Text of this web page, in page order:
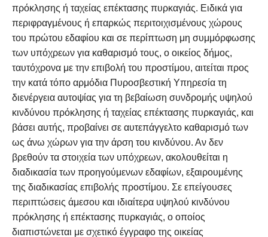
πρόκλησης ή ταχείας επέκτασης πυρκαγιάς. Ειδικά για
περιφραγμένους ή επαρκώς περιτοιχισμένους χώρους
του πρώτου εδαφίου και σε περίπτωση μη συμμόρφωσης
των υπόχρεων για καθαρισμό τους, ο οικείος δήμος,
ταυτόχρονα με την επιβολή του προστίμου, αιτείται προς
την κατά τόπο αρμόδια Πυροσβεστική Υπηρεσία τη
διενέργεια αυτοψίας για τη βεβαίωση συνδρομής υψηλού
κινδύνου πρόκλησης ή ταχείας επέκτασης πυρκαγιάς, και
βάσει αυτής, προβαίνει σε αυτεπάγγελτο καθαρισμό των
ως άνω χώρων για την άρση του κινδύνου. Αν δεν
βρεθούν τα στοιχεία των υπόχρεων, ακολουθείται η
διαδικασία των προηγούμενων εδαφίων, εξαιρουμένης
της διαδικασίας επιβολής προστίμου. Σε επείγουσες
περιπτώσεις άμεσου και ιδιαίτερα υψηλού κινδύνου
πρόκλησης ή επέκτασης πυρκαγιάς, ο οποίος
διαπιστώνεται με σχετικό έγγραφο της οικείας